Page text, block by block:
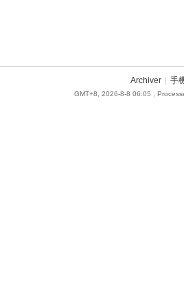
Archiver 手
GMT+8, 2026-8-8 06:05 ,